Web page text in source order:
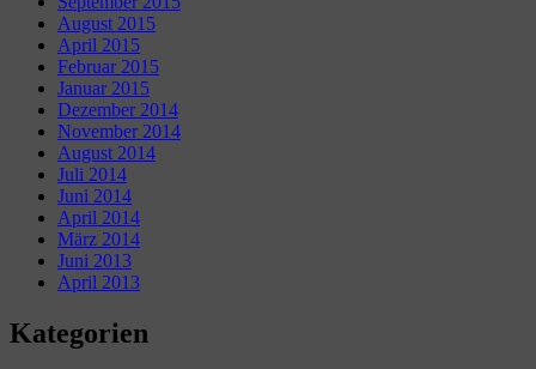
August 2015
April 2015
Februar 2015
Januar 2015
Dezember 2014
November 2014
August 2014
Juli 2014
Juni 2014
April 2014
März 2014
Juni 2013
April 2013
Kategorien